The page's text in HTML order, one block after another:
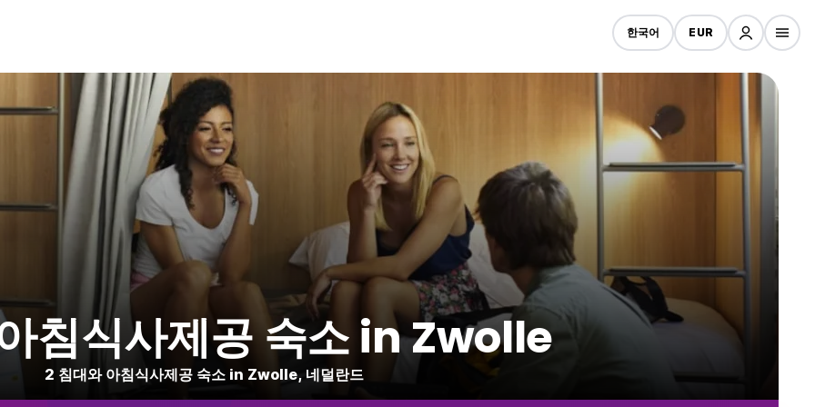
한국어 EUR
침식사제공 숙소 in Zwolle
2 침대와 아침식사제공 숙소 in Zwolle, 네덜란드